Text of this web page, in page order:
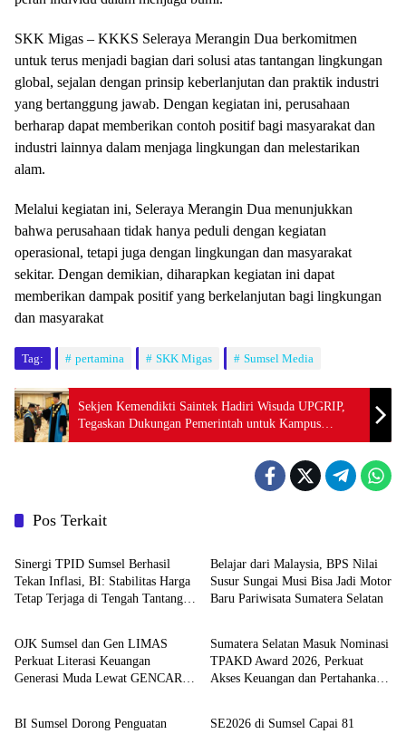
SKK Migas – KKKS Seleraya Merangin Dua berkomitmen
untuk terus menjadi bagian dari solusi atas tantangan lingkungan
global, sejalan dengan prinsip keberlanjutan dan praktik industri
yang bertanggung jawab. Dengan kegiatan ini, perusahaan
berharap dapat memberikan contoh positif bagi masyarakat dan
industri lainnya dalam menjaga lingkungan dan melestarikan
alam.
Melalui kegiatan ini, Seleraya Merangin Dua menunjukkan
bahwa perusahaan tidak hanya peduli dengan kegiatan
operasional, tetapi juga dengan lingkungan dan masyarakat
sekitar. Dengan demikian, diharapkan kegiatan ini dapat
memberikan dampak positif yang berkelanjutan bagi lingkungan
dan masyarakat
Tag: pertamina SKK Migas Sumsel Media
Sekjen Kemendikti Saintek Hadiri Wisuda UPGRIP,
Tegaskan Dukungan Pemerintah untuk Kampus
Unggulan
Pos Terkait
Ekobis
Sinergi TPID Sumsel Berhasil
Tekan Inflasi, BI: Stabilitas Harga
Tetap Terjaga di Tengah Tantangan
Belajar dari Malaysia, BPS Nilai
Susur Sungai Musi Bisa Jadi Motor
Baru Pariwisata Sumatera Selatan
Ekobis
OJK Sumsel dan Gen LIMAS
Perkuat Literasi Keuangan
Generasi Muda Lewat GENCAR
Ekobis
Sumatera Selatan Masuk Nominasi
TPAKD Award 2026, Perkuat
Akses Keuangan dan Pertahankan
Ekobis
BI Sumsel Dorong Penguatan
Ekobis
SE2026 di Sumsel Capai 81